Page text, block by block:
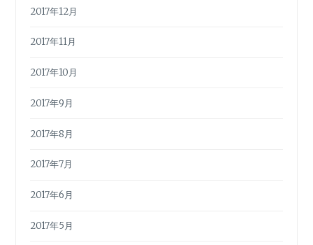
2017年12月
2017年11月
2017年10月
2017年9月
2017年8月
2017年7月
2017年6月
2017年5月